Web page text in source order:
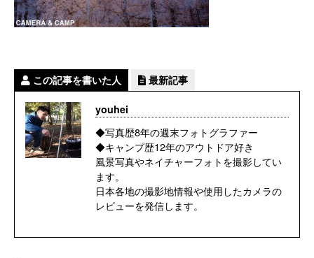
この記事を書いた人 最新記事
youhei
◆写真歴8年の週末フォトグラファー
◆キャンプ歴12年のアウトドア好き
風景写真やネイチャーフォトを撮影してい
ます。
日本各地の撮影地情報や使用したカメラの
レビューを発信します。